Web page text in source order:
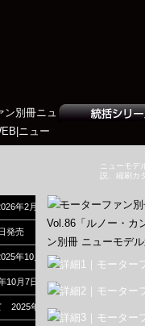
ニューモデ
説、縮刷カ
年2月28日発売
発売
年10月30日発売
10月7日発売
2025年7月26日発売